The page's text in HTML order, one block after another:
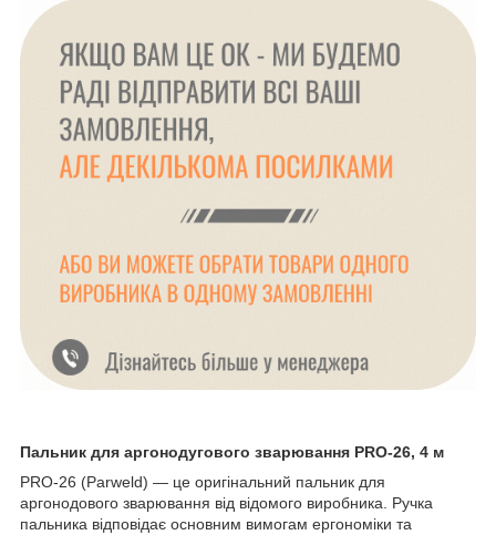
Пальник для аргонодугового зварювання PRO-26, 4 м
PRO-26 (Parweld) — це оригінальний пальник для
аргонодового зварювання від відомого виробника. Ручка
пальника відповідає основним вимогам ергономіки та